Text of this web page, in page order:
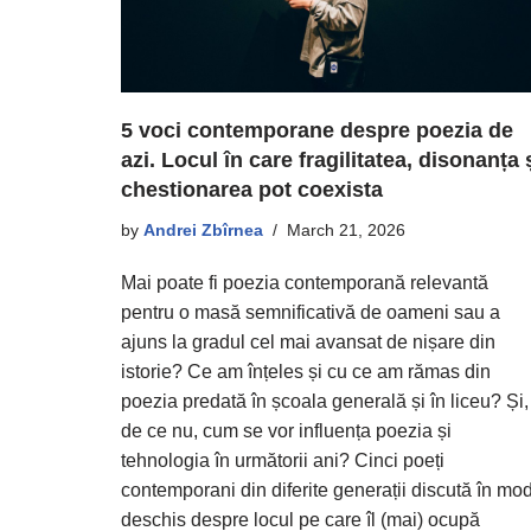
5 voci contemporane despre poezia de
azi. Locul în care fragilitatea, disonanța
chestionarea pot coexista
by Andrei Zbîrnea March 21, 2026
Mai poate fi poezia contemporană relevantă
pentru o masă semnificativă de oameni sau a
ajuns la gradul cel mai avansat de nișare din
istorie? Ce am înțeles și cu ce am rămas din
poezia predată în școala generală și în liceu? Și,
de ce nu, cum se vor influența poezia și
tehnologia în următorii ani? Cinci poeți
contemporani din diferite generații discută în
deschis despre locul pe care îl (mai) ocupă